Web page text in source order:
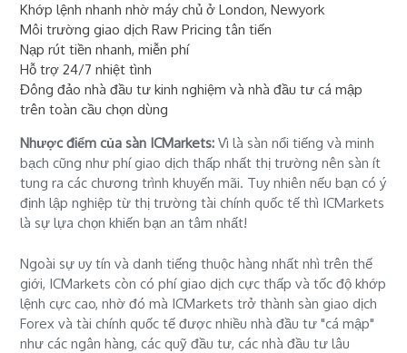
Khớp lệnh nhanh nhờ máy chủ ở London, Newyork
Môi trường giao dịch Raw Pricing tân tiến
Nạp rút tiền nhanh, miễn phí
Hỗ trợ 24/7 nhiệt tình
Đông đảo nhà đầu tư kinh nghiệm và nhà đầu tư cá mập
trên toàn cầu chọn dùng
Nhược điểm của sàn ICMarkets: Vì là sàn nổi tiếng và minh
bạch cũng như phí giao dịch thấp nhất thị trường nên sàn ít
tung ra các chương trình khuyến mãi. Tuy nhiên nếu bạn có ý
định lập nghiệp từ thị trường tài chính quốc tế thì ICMarkets
là sự lựa chọn khiến bạn an tâm nhất!
Ngoài sự uy tín và danh tiếng thuộc hàng nhất nhì trên thế
giới, ICMarkets còn có phí giao dịch cực thấp và tốc độ khớp
lệnh cực cao, nhờ đó mà ICMarkets trở thành sàn giao dịch
Forex và tài chính quốc tế được nhiều nhà đầu tư "cá mập"
như các ngân hàng, các quỹ đầu tư, các nhà đầu tư lâu